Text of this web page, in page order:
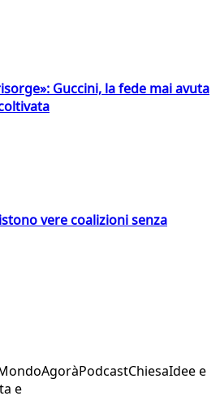
Guccini, la fede mai avuta
vere coalizioni senza
AgoràPodcastChiesaIdee e
e